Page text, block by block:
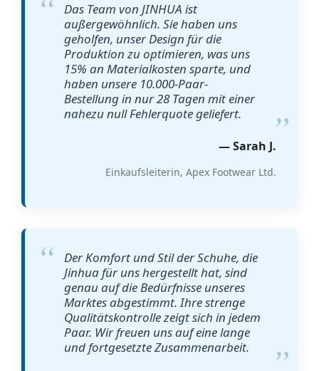
Das Team von JINHUA ist
außergewöhnlich. Sie haben uns
geholfen, unser Design für die
Produktion zu optimieren, was uns
15% an Materialkosten sparte, und
haben unsere 10.000-Paar-
Bestellung in nur 28 Tagen mit einer
nahezu null Fehlerquote geliefert.
— Sarah J.
Einkaufsleiterin, Apex Footwear Ltd.
Der Komfort und Stil der Schuhe, die
Jinhua für uns hergestellt hat, sind
genau auf die Bedürfnisse unseres
Marktes abgestimmt. Ihre strenge
Qualitätskontrolle zeigt sich in jedem
Paar. Wir freuen uns auf eine lange
und fortgesetzte Zusammenarbeit.